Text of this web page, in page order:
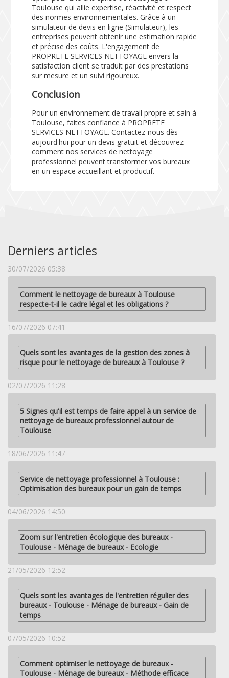
Toulouse qui allie expertise, réactivité et respect
des normes environnementales. Grâce à un
simulateur de devis en ligne (Simulateur), les
entreprises peuvent obtenir une estimation rapide
et précise des coûts. L'engagement de
PROPRETE SERVICES NETTOYAGE envers la
satisfaction client se traduit par des prestations
sur mesure et un suivi rigoureux.
Conclusion
Pour un environnement de travail propre et sain à
Toulouse, faites confiance à PROPRETE
SERVICES NETTOYAGE. Contactez-nous dès
aujourd'hui pour un devis gratuit et découvrez
comment nos services de nettoyage
professionnel peuvent transformer vos bureaux
en un espace accueillant et productif.
Derniers articles
30/07/2026 05:38
Comment le nettoyage de bureaux à Toulouse
respecte-t-il le cadre légal et les obligations ?
16/07/2026 07:41
Quels sont les avantages de la gestion des zones à
risque pour le nettoyage de bureaux à Toulouse ?
02/07/2026 11:28
5 Signes qu'il est temps de faire appel à un service de
nettoyage de bureaux professionnel autour de
Toulouse
18/06/2026 11:47
Service de nettoyage professionnel à Toulouse :
Optimisation des bureaux pour un gain de temps
04/06/2026 14:50
Zoom sur l'entretien écologique des bureaux -
Toulouse - Ménage de bureaux - Ecologie
21/05/2026 12:52
Quels sont les avantages de l'entretien régulier des
bureaux - Toulouse - Ménage de bureaux - Gain de
temps
07/05/2026 10:52
Comment optimiser le nettoyage de bureaux -
Toulouse - Ménage de bureaux - Méthode efficace